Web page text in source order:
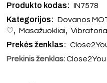
Produkto kodas: IN7578
Kategorijos: Dovanos
♡, Masažuokliai,
Prekės ženklas:
Prekinis ženklas: Close2You